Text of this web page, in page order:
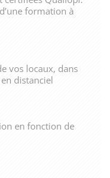
formation à
vos locaux, dans
distanciel
en fonction de